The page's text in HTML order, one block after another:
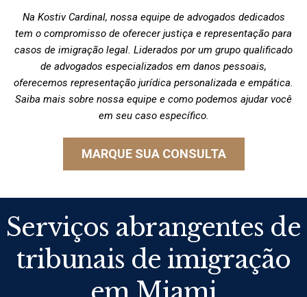
Na Kostiv Cardinal, nossa equipe de advogados dedicados
tem o compromisso de oferecer justiça e representação para
casos de imigração legal. Liderados por um grupo qualificado
de advogados especializados em danos pessoais,
oferecemos representação jurídica personalizada e empática.
Saiba mais sobre nossa equipe e como podemos ajudar você
em seu caso específico.
MARQUE SUA CONSULTA
Serviços abrangentes de
tribunais de imigração